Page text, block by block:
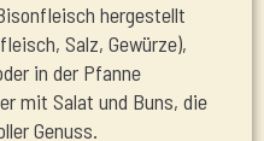
hergestellt
Salz, Gewürze),
in der Pfanne
mit Salat und Buns, die
Genuss.